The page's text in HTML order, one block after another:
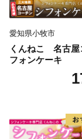
愛知県小牧市
くんねこ 名古屋
フォンケーキ